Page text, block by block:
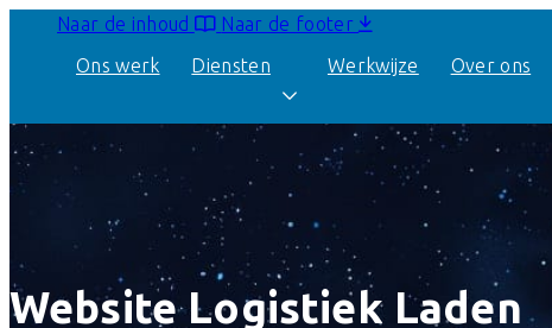
Naar de inhoud Naar de footer
Ons werk Diensten
Webapplicaties
Werkwijze Over ons
Website Logistiek Laden